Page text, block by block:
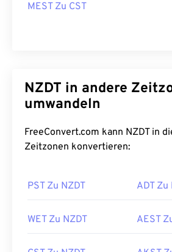
MEST Zu CST
NZDT in andere
umwandeln
FreeConvert.com kann NZDT in
Zeitzonen konvertieren:
PST Zu NZDT ADT Zu
WET Zu NZDT AEST